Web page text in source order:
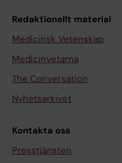
Redaktionellt material
Medicinsk Vetenskap
Medicinvetarna
The Conversation
Nyhetsarkivet
Kontakta oss
Presstjänsten